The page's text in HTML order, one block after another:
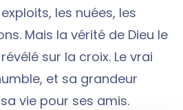
les nuées, les
Mais la vérité de Dieu le
sur la croix. Le vrai
et sa grandeur
vie pour ses amis.